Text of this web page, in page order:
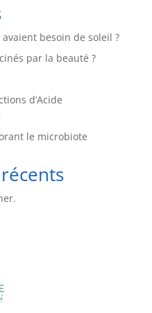
besoin de soleil ?
par la beauté ?
d’Acide
le microbiote